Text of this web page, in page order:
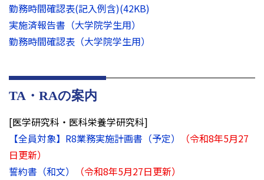
勤務時間確認表(記入例含)(42KB)
実施済報告書（大学院学生用）
勤務時間確認表（大学院学生用）
TA・RAの案内
[医学研究科・医科栄養学研究科]
【全員対象】R8業務実施計画書（予定）
（令和8年5月27
日更新）
誓約書（和文）
（令和8年5月27日更新）